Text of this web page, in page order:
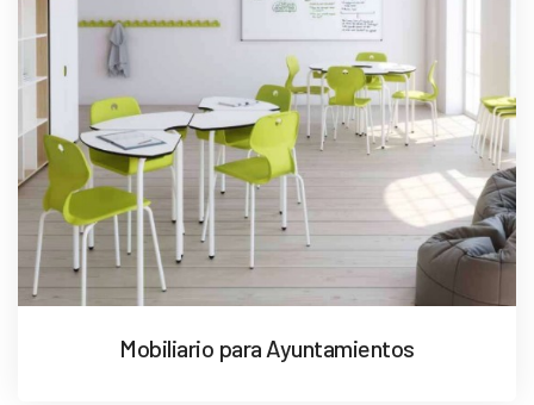
Mobiliario para Ayuntamientos